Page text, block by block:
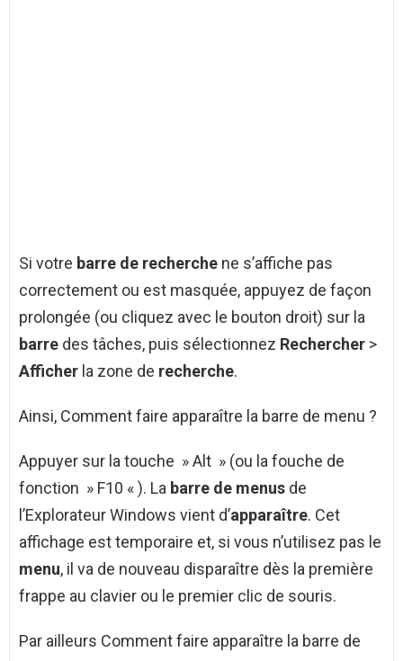
Si votre barre de recherche ne s’affiche pas
correctement ou est masquée, appuyez de façon
prolongée (ou cliquez avec le bouton droit) sur la
barre des tâches, puis sélectionnez Rechercher >
Afficher la zone de recherche.
Ainsi, Comment faire apparaître la barre de menu ?
Appuyer sur la touche » Alt » (ou la fouche de
fonction » F10 « ). La barre de menus de
l’Explorateur Windows vient d’apparaître. Cet
affichage est temporaire et, si vous n’utilisez pas le
menu, il va de nouveau disparaître dès la première
frappe au clavier ou le premier clic de souris.
Par ailleurs Comment faire apparaître la barre de